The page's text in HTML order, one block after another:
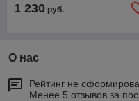
1 230 руб.
О нас
Рейтинг не
Менее 5 отзывов за